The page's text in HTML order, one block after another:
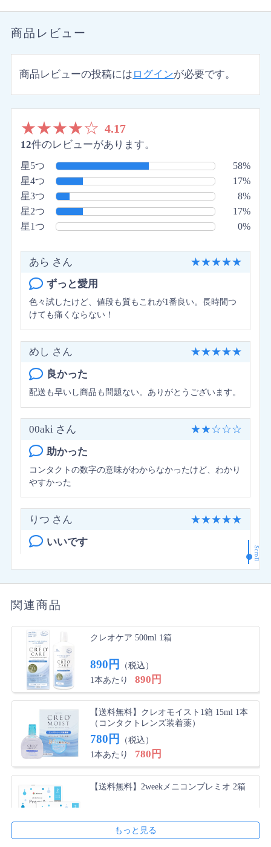
独自の表面加工テクノロジー「プラズマコーティ
ング」と、保存液には涙となじみやすい成分をプ
ラスした「アクアモイスチャーシステム」を採用
し、汚れにくく乾いた環境でも涙とよくなじみ、
レンズを乾燥から守ります。また、酸素透過性も
高く、つけ始めはもちろん、夕方からも快適なつ
け心地が続きます。
※お求めの度数によってはメーカー直送にて発送
させていただく場合がございます（お支払い方法
で銀行振込をお選びの場合）
エアオプティクスアクア レンズスペック
製品名
AIR OPTIX AQUA
装用
終日装用
DIA
度数
球面度数
-0.25～-8.00（0.25刻み）
含水率（％）
33%
枚数
素材
シリコーンハイドロゲル
医療機器承認番
号
22000BZX00109000
販売元
日本アルコン株式会社
製造国
アメリカ合衆国、インドネシ
ア
※BC：ベースカーブ
※DIA：レンズサイズ
商品レビュー
商品レビューの投稿には ログインが必要です。
★★★★☆ 4.17
12件のレビューがあります。
星5つ
58%
星4つ
17%
星3つ
8%
星2つ
17%
星1つ
0%
あら さん ★★★★★
ずっと愛用
色々試したけど、値段も質もこれが1番良い。長時間つ
けても痛くならない！
めし さん ★★★★★
良かった
配送も早いし商品も問題ない。ありがとうございます。
00aki さん ★★☆☆☆
助かった
コンタクトの数字の意味がわからなかったけど、わかり
やすかった
りつ さん ★★★★★
いいです
乾いたりしてたのですが、エアオプティクスアクアにし
てから全くありません。
コンタクトの度数
コンタクトの度数が少し合わなかった 次回は処方箋を
確認し注文します。
あか さん ★ ★★★★
よかった
ゴロゴロせず、良かった！
なお さん ★★★ ★ ☆
いろいろ使ったけど、コレが一番乾かなかったです。
Scroll
関連商品
クレオケア 500ml 1箱
890円
（税込）
1本あたり
890円
【送料無料】クレオモイスト1箱 15ml 1本
（コンタクトレンズ装着薬）
780円
（税込）
1本あたり
780円
【送料無料】2weekメニコンプレミオ 2箱
1箱あたり
2,195円